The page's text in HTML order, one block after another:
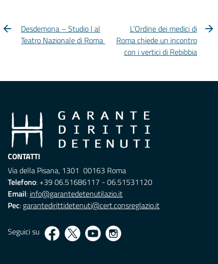
Desdemona – Studio I al
Teatro Nazionale di Roma
L’Ordine dei medici di
Roma chiede un incontro
con i vertici di Rebibbia
CONTATTI
Via della Pisana, 1301 00163 Roma
Telefono: +39 06.51686117 - 06.51531120
Email: info@garantedetenutilazio.it
Pec: garantedirittidetenuti@cert.consreglazio.it
Seguici su